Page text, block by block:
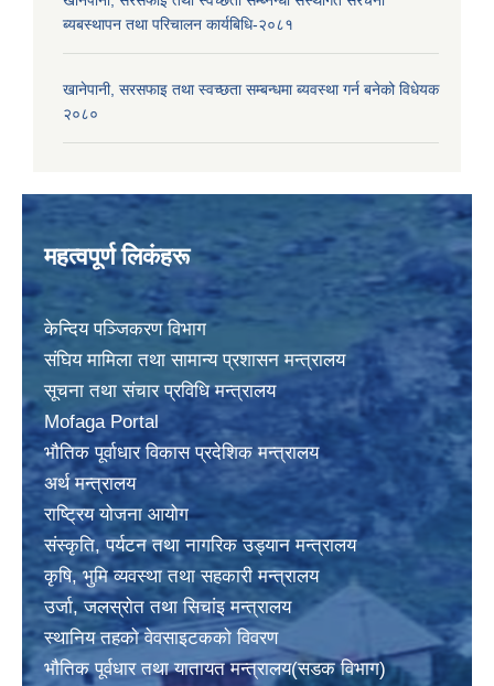
ब्यबस्थापन तथा परिचालन कार्यबिधि-२०८१
खानेपानी, सरसफाइ तथा स्वच्छता सम्बन्धमा ब्यवस्था गर्न बनेको विधेयक
२०८०
महत्वपूर्ण लिकंहरू
केन्दिय पञ्जिकरण विभाग
संघिय मामिला तथा सामान्य प्रशासन मन्त्रालय
सूचना तथा संचार प्रविधि मन्त्रालय
Mofaga Portal
भाैतिक पूर्वाधार विकास प्रदेशिक मन्त्रालय
अर्थ मन्त्रालय
राष्ट्रिय योजना आयोग
संस्कृति, पर्यटन तथा नागरिक उड्यान मन्त्रालय
कृषि, भुमि व्यवस्था तथा सहकारी मन्त्रालय
उर्जा, जलस्राेत तथा सिचांइ मन्त्रालय
स्थानिय तहकाे वेवसाइटककाे विवरण
भाैतिक पूर्वधार तथा यातायत मन्त्रालय(सडक विभाग)